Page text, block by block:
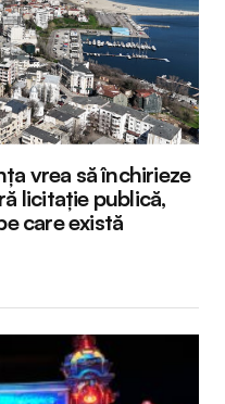
vrea să închirieze
licitație publică,
care există